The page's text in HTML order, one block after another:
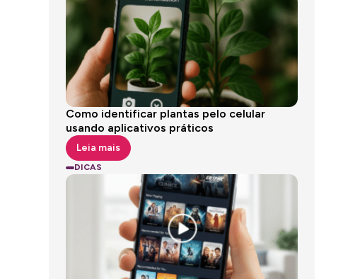
Como identificar plantas pelo celular
usando aplicativos práticos
Leia mais
DICAS